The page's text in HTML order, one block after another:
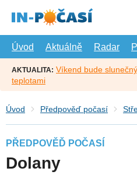
hlavní
Úvod
Aktuálně Radar
AKTUALITA: Víkend bude
teplotami
Úvod Předpověď počasí
PŘEDPOVĚĎ POČASÍ
Dolany